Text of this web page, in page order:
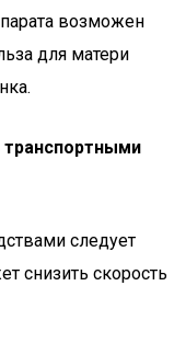
возможен
для матери
транспортными
следует
снизить скорость